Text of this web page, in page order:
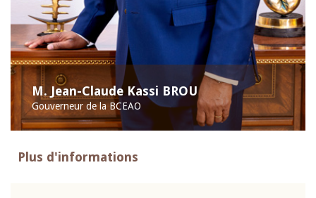
M. Jean-Claude Kassi BROU
Gouverneur de la BCEAO
Plus d'informations